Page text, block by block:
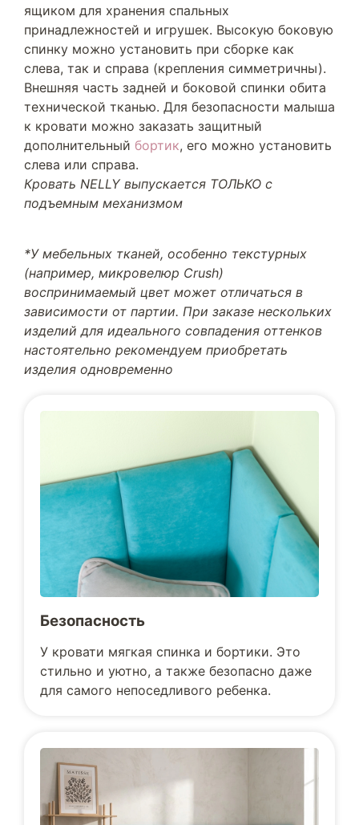
ящиком для хранения спальных
принадлежностей и игрушек. Высокую боковую
спинку можно установить при сборке как
слева, так и справа (крепления симметричны).
Внешняя часть задней и боковой спинки обита
технической тканью. Для безопасности малыша
к кровати можно заказать защитный
дополнительный бортик, его можно установить
слева или справа.
Кровать NELLY выпускается ТОЛЬКО с
подъемным механизмом
*У мебельных тканей, особенно текстурных
(например, микровелюр Crush)
воспринимаемый цвет может отличаться в
зависимости от партии. При заказе нескольких
изделий для идеального совпадения оттенков
настоятельно рекомендуем приобретать
изделия одновременно
Безопасность
У кровати мягкая спинка и бортики. Это
стильно и уютно, а также безопасно даже
для самого непоседливого ребенка.